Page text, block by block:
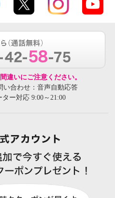
違いにご注意ください。
い合わせ：音声自動応答
ー対応 9:00～21:00